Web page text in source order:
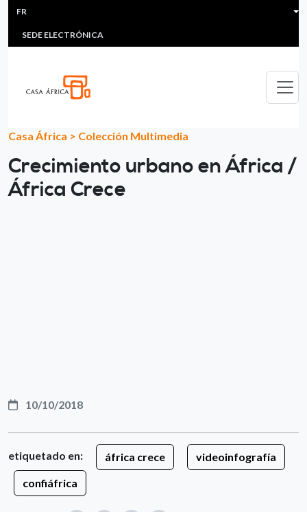
Aller au contenu principal
HEADER MENU
MULTIMEDIA
SEDE ELECTRÓNICA
FR
Casa África > Colección Multimedia
Crecimiento urbano en África /
África Crece
10/10/2018
etiquetado en: áfrica crece
videoinfografía
confiáfrica